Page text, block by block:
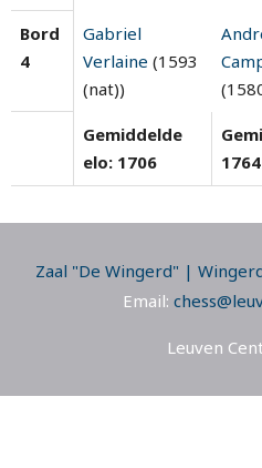
Bord
4
Gabriel
Verlaine (1593
(nat))
Gemiddelde
elo: 1706
1764
Zaal "De Wingerd" |
Email:
Leuven